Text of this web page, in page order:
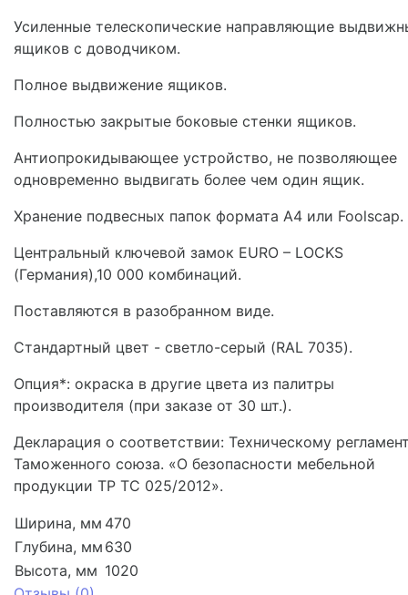
Усиленные телескопические направляющие
ящиков с доводчиком.
Полное выдвижение ящиков.
Полностью закрытые боковые стенки ящиков.
Антиопрокидывающее устройство, не позволяющее
одновременно выдвигать более чем один ящик.
Хранение подвесных папок формата А4 или Foolscap.
Центральный ключевой замок EURO – LOCKS
(Германия),10 000 комбинаций.
Поставляются в разобранном виде.
Стандартный цвет - cветло-серый (RAL 7035).
Опция*: окраска в другие цвета из палитры
производителя (при заказе от 30 шт.).
Декларация о соответствии: Техническому
Таможенного союза. «О безопасности мебельной
продукции ТР ТС 025/2012».
Ширина, мм 470
Глубина, мм 630
Высота, мм 1020